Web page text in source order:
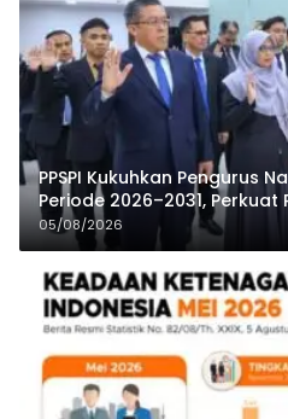
PPSPI Kukuhkan Pengurus
Periode 2026–2031,
Publik
05/08/2026